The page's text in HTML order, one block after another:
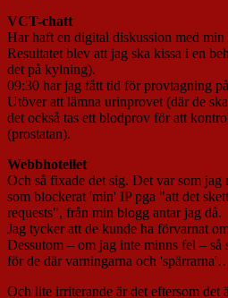
VCT-chatt
Har haft en digital diskussion med
Resultatet blev att jag ska kissa i en
det på kylning).
09:30 har jag fått tid för provtagning
Utöver att lämna urinprovet (där de
det också tas ett blodprov för att
(prostatan).
Webbhotellet
Och så fixade det sig. Det var som jag
som blockerat 'min' IP pga "att det
requests", från min blogg antar jag då.
Jag tycker att de kunde ha förvarnat
Dessutom – om jag inte minns fel –
för de där varningarna och
Och lite irriterande är det eftersom det